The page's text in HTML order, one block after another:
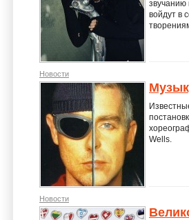
звучанию
войдут в
Новости
Wells.
Новости